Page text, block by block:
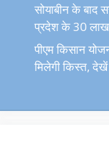
सोयाबीन के बाद
प्रदेश के 30 लाख
पीएम किसान
मिलेगी किस्त,